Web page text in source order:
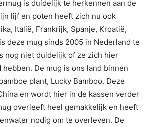
is duidelijk te herkennen aan de
lijf en poten heeft zich nu ook
Italië, Frankrijk, Spanje, Kroatië,
deze mug sinds 2005 in Nederland te
nog niet duidelijk of ze zich hier
De mug is ons land binnen
plant, Lucky Bamboo. Deze
en wordt hier in de kassen verder
overleeft heel gemakkelijk en heeft
nodig om te overleven. De